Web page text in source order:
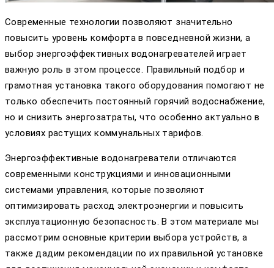
Современные технологии позволяют значительно
повысить уровень комфорта в повседневной жизни, а
выбор энергоэффективных водонагревателей играет
важную роль в этом процессе. Правильный подбор и
грамотная установка такого оборудования помогают не
только обеспечить постоянный горячий водоснабжение,
но и снизить энергозатраты, что особенно актуально в
условиях растущих коммунальных тарифов.
Энергоэффективные водонагреватели отличаются
современными конструкциями и инновационными
системами управления, которые позволяют
оптимизировать расход электроэнергии и повысить
эксплуатационную безопасность. В этом материале мы
рассмотрим основные критерии выбора устройств, а
также дадим рекомендации по их правильной установке